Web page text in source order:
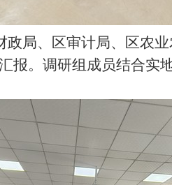
政局、区审计局、区农
报。 调研组成员结合实